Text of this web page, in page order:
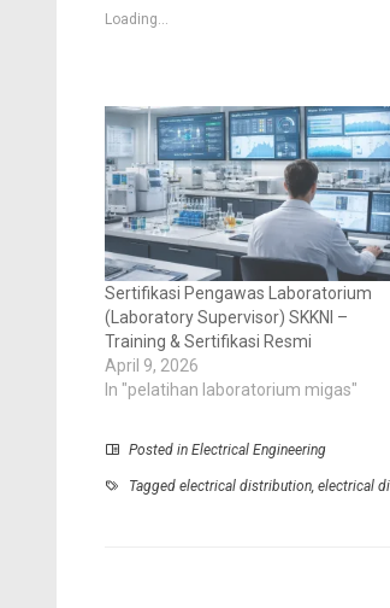
Loading...
Sertifikasi Pengawas Laboratorium
(Laboratory Supervisor) SKKNI –
Training & Sertifikasi Resmi
April 9, 2026
In "pelatihan laboratorium migas"
Posted in Electrical Engineering
Tagged electrical distribution electrical